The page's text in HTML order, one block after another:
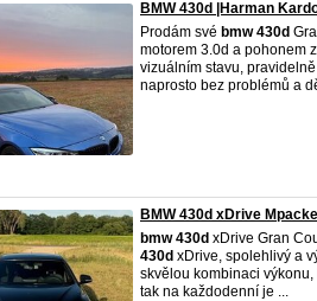
BMW 430d |Harman
Prodám své bmw 430d
motorem 3.0d a pohonem
vizuálním stavu,
naprosto bez problémů a
BMW 430d xDrive
bmw 430d xDrive Gran
430d xDrive, spolehlivý a
skvělou kombinaci
tak na každodenní je ...